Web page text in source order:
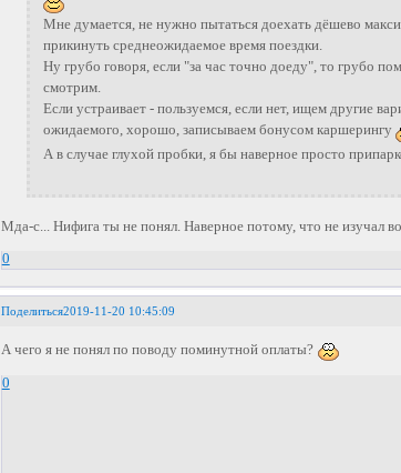
Мне думается, не нужно пытаться доехать дёшево
прикинуть среднеожидаемое время поездки.
Ну грубо говоря, если "за час точно доеду", то грубо
смотрим.
Если устраивает - пользуемся, если нет, ищем другие
ожидаемого, хорошо, записываем бонусом каршерингу
А в случае глухой пробки, я бы наверное просто
Мда-с... Нифига ты не понял. Наверное потому, что не изучал
0
Поделиться2019-11-20 10:45:09
А чего я не понял по поводу поминутной оплаты?
0